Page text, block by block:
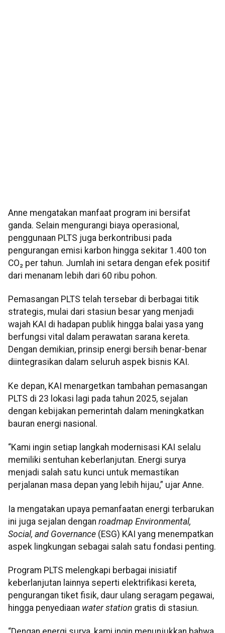
Anne mengatakan manfaat program ini bersifat
ganda. Selain mengurangi biaya operasional,
penggunaan PLTS juga berkontribusi pada
pengurangan emisi karbon hingga sekitar 1.400 ton
CO₂ per tahun. Jumlah ini setara dengan efek positif
dari menanam lebih dari 60 ribu pohon.
Pemasangan PLTS telah tersebar di berbagai titik
strategis, mulai dari stasiun besar yang menjadi
wajah KAI di hadapan publik hingga balai yasa yang
berfungsi vital dalam perawatan sarana kereta.
Dengan demikian, prinsip energi bersih benar-benar
diintegrasikan dalam seluruh aspek bisnis KAI.
Ke depan, KAI menargetkan tambahan pemasangan
PLTS di 23 lokasi lagi pada tahun 2025, sejalan
dengan kebijakan pemerintah dalam meningkatkan
bauran energi nasional.
“Kami ingin setiap langkah modernisasi KAI selalu
memiliki sentuhan keberlanjutan. Energi surya
menjadi salah satu kunci untuk memastikan
perjalanan masa depan yang lebih hijau,” ujar Anne.
Ia mengatakan upaya pemanfaatan energi terbarukan
ini juga sejalan dengan roadmap Environmental,
Social, and Governance (ESG) KAI yang menempatkan
aspek lingkungan sebagai salah satu fondasi penting.
Program PLTS melengkapi berbagai inisiatif
keberlanjutan lainnya seperti elektrifikasi kereta,
pengurangan tiket fisik, daur ulang seragam pegawai,
hingga penyediaan water station gratis di stasiun.